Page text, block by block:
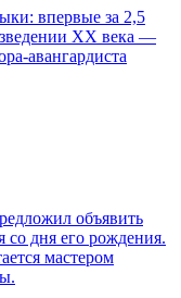
впервые за 2,5
XX века —
авангардиста
объявить
со дня его рождения.
мастером